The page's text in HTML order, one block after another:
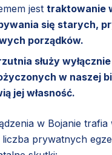
jest traktowanie
się starych,
porządków.
służy
w naszej
jej własność.
w Bojanie trafia
prywatnych